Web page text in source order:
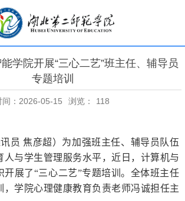
学院开展“三心二艺”班主任、辅导员
专题培训
间：2026-05-15 浏览： 118
员 焦彦超）为加强班主任、辅导员队伍
人与学生管理服务水平，近日，计算机与
开展了“三心二艺”专题培训。全体班主任
，学院心理健康教育负责老师冯诚担任主